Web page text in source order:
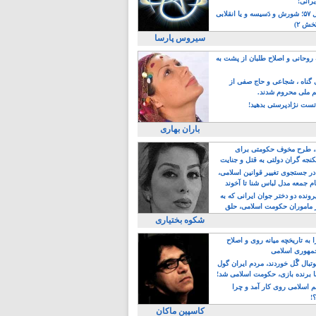
رویداد سال ۵۷؛ شورش و دَسیسه و یا انقلابی
۲)
سیروس پارسا
و اصلاح طلبان از پشت به
گناه ، شجاعی و حاج صفی از
ملی محروم شدند.
نژادپرستی بدهید!
باران بهاری
مخوف حکومتی برای
گران دولتی به قتل و جنایت
جستجوی تغییر قوانین اسلامی،
جمعه مدل لباس شنا تا آخوند
دو دختر جوان ایرانی که به
ماموران حکومت اسلامی، حلق
شکوه بختیاری
به تاریخچه میانه روی و اصلاح
اسلامی
گًل خوردند، مردم ایران گول
برنده بازی، حکومت اسلامی شد!
اسلامی روی کار آمد و چرا
کاسپین ماکان